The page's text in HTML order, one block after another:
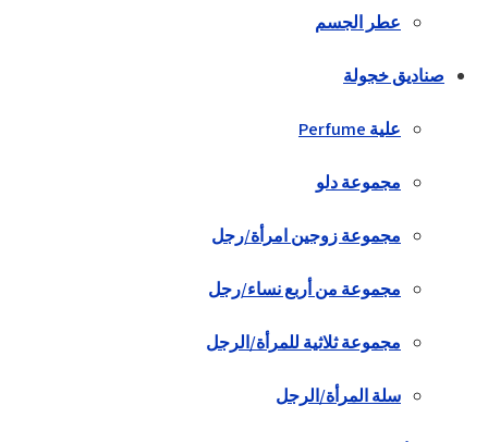
عطر الجسم
صناديق خجولة
علية Perfume
مجموعة دلو
مجموعة زوجين امرأة/رجل
مجموعة من أربع نساء/رجل
مجموعة ثلاثية للمرأة/الرجل
سلة المرأة/الرجل